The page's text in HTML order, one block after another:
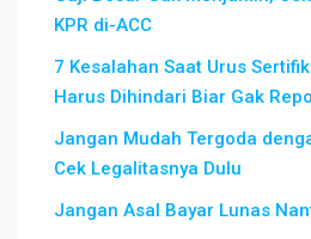
KPR di-ACC
7 Kesalahan Saat Urus
Harus Dihindari Biar Gak
Jangan Mudah Tergoda
Cek Legalitasnya Dulu
Jangan Asal Bayar Lunas